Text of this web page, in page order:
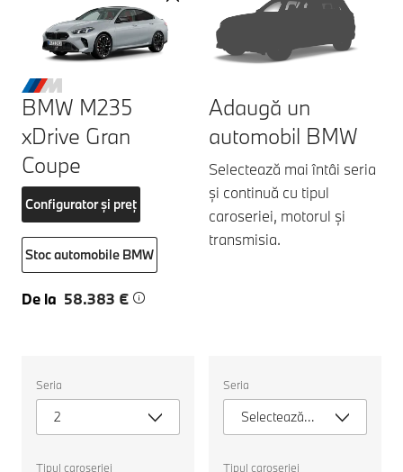
BMW M235
xDrive Gran
Coupe
Configurator și preț
Stoc automobile BMW
De la 58.383 €
următoarele
proprietăți
pentru
a
o
Seria
2
Tipul caroseriei
Adaugă un
automobil BMW
Selectează mai întâi seria
și continuă cu tipul
caroseriei, motorul și
transmisia.
următoarele
proprietăți
pentru
a
o
Seria
Selectează
seria
Tipul caroseriei